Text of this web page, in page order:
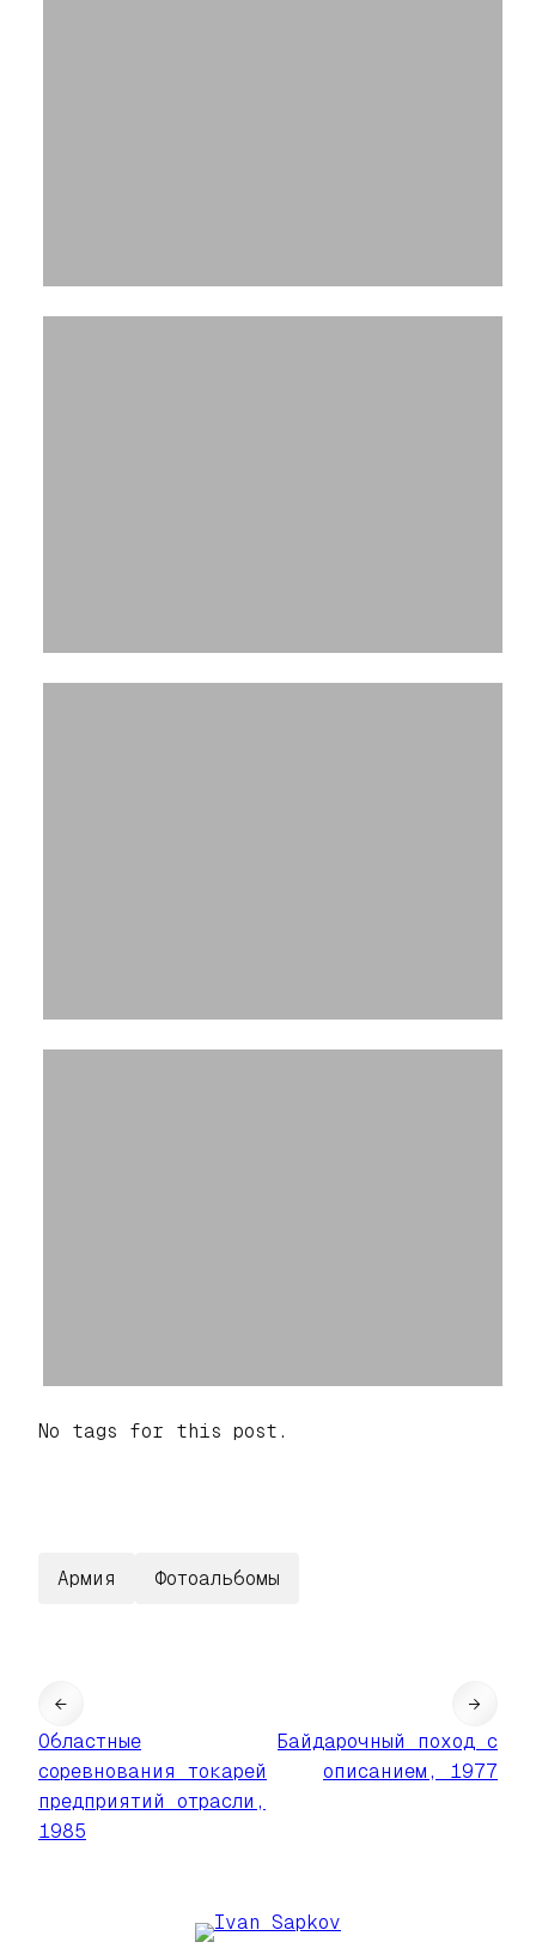
No tags for this post.
Армия Фотоальбомы
←
Областные
соревнования токарей
предприятий отрасли,
1985
Байдарочный поход с
описанием, 1977
→